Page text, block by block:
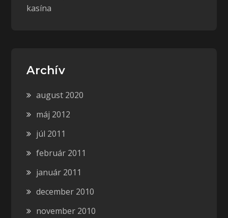
kasína
Archív
august 2020
máj 2012
júl 2011
február 2011
január 2011
december 2010
november 2010